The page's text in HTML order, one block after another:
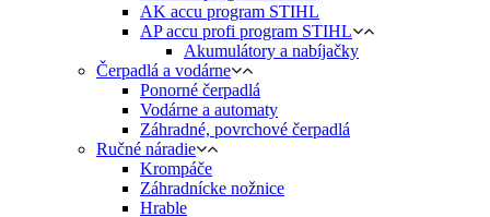
AK accu program STIHL
AP accu profi program STIHL
Akumulátory a nabíjačky
Čerpadlá a vodárne
Ponorné čerpadlá
Vodárne a automaty
Záhradné, povrchové čerpadlá
Ručné náradie
Krompáče
Záhradnícke nožnice
Hrable